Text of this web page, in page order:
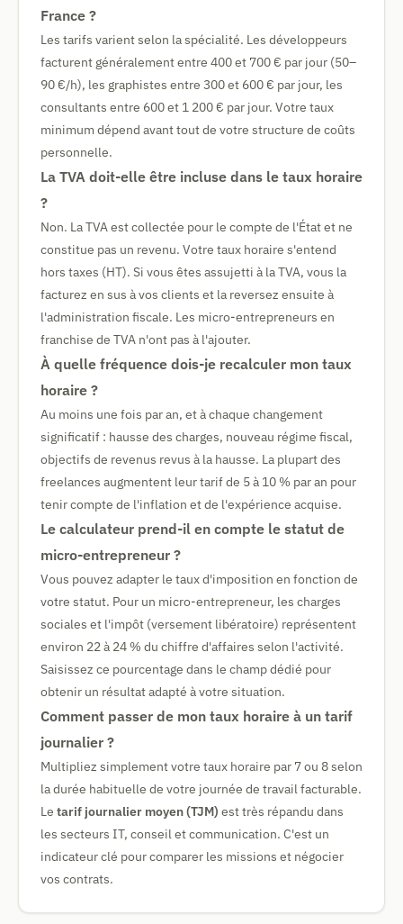
France ?
Les tarifs varient selon la spécialité. Les développeurs
facturent généralement entre 400 et 700 € par jour (50–
90 €/h), les graphistes entre 300 et 600 € par jour, les
consultants entre 600 et 1 200 € par jour. Votre taux
minimum dépend avant tout de votre structure de coûts
personnelle.
La TVA doit-elle être incluse dans le taux horaire
?
Non. La TVA est collectée pour le compte de l'État et ne
constitue pas un revenu. Votre taux horaire s'entend
hors taxes (HT). Si vous êtes assujetti à la TVA, vous la
facturez en sus à vos clients et la reversez ensuite à
l'administration fiscale. Les micro-entrepreneurs en
franchise de TVA n'ont pas à l'ajouter.
À quelle fréquence dois-je recalculer mon taux
horaire ?
Au moins une fois par an, et à chaque changement
significatif : hausse des charges, nouveau régime fiscal,
objectifs de revenus revus à la hausse. La plupart des
freelances augmentent leur tarif de 5 à 10 % par an pour
tenir compte de l'inflation et de l'expérience acquise.
Le calculateur prend-il en compte le statut de
micro-entrepreneur ?
Vous pouvez adapter le taux d'imposition en fonction de
votre statut. Pour un micro-entrepreneur, les charges
sociales et l'impôt (versement libératoire) représentent
environ 22 à 24 % du chiffre d'affaires selon l'activité.
Saisissez ce pourcentage dans le champ dédié pour
obtenir un résultat adapté à votre situation.
Comment passer de mon taux horaire à un tarif
journalier ?
Multipliez simplement votre taux horaire par 7 ou 8 selon
la durée habituelle de votre journée de travail facturable.
Le tarif journalier moyen (TJM) est très répandu dans
les secteurs IT, conseil et communication. C'est un
indicateur clé pour comparer les missions et négocier
vos contrats.